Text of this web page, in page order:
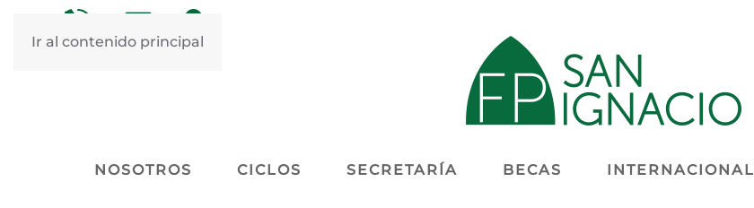
Ir al contenido principal
NOSOTROS CICLOS SECRETARÍA BECAS INTERNACIONAL